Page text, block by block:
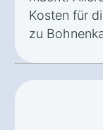
Kosten für
zu